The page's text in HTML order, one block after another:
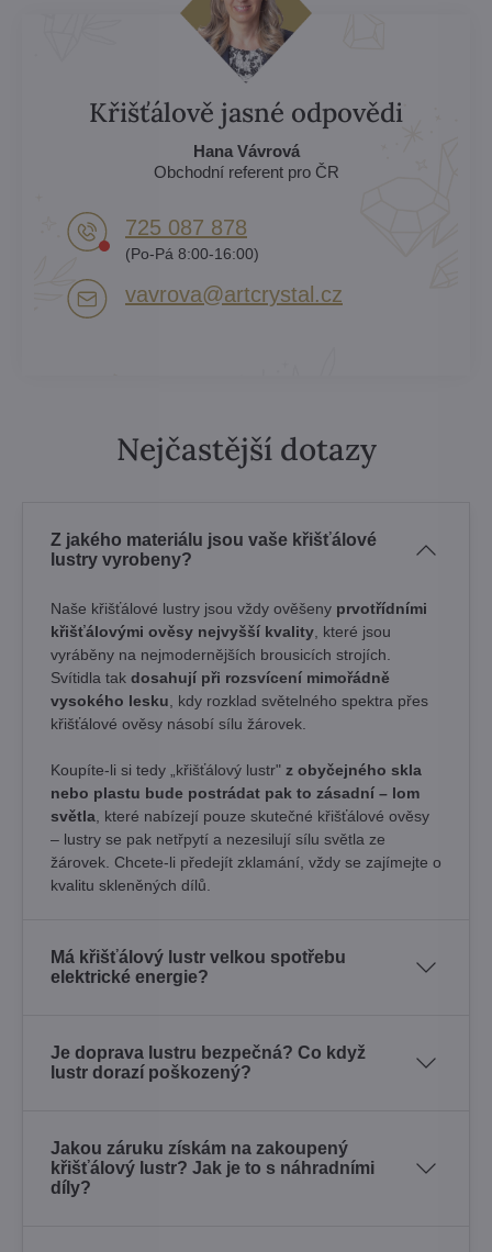
Křišťálově jasné odpovědi
Hana Vávrová
Obchodní referent pro ČR
725 087 878​
(Po-Pá 8:00-16:00)
vavrova​@artcrystal​.cz
Nejčastější dotazy
Z jakého materiálu jsou vaše křišťálové
lustry vyrobeny?
Naše křišťálové lustry jsou vždy ověšeny prvotřídními
křišťálovými ověsy nejvyšší kvality , které jsou
vyráběny na nejmodernějších brousicích strojích.
Svítidla tak dosahují při rozsvícení mimořádně
vysokého lesku , kdy rozklad světelného spektra přes
křišťálové ověsy násobí sílu žárovek. ​
Koupíte-li si tedy „křišťálový lustr" z obyčejného skla
nebo plastu bude postrádat pak to zásadní – lom
světla , které nabízejí pouze skutečné křišťálové ověsy
– lustry se pak netřpytí a nezesilují sílu světla ze
žárovek. Chcete-li předejít zklamání, vždy se zajímejte o
kvalitu skleněných dílů.
Má křišťálový lustr velkou spotřebu
elektrické energie?
Je doprava lustru bezpečná? Co když
lustr dorazí poškozený?
Jakou záruku získám na zakoupený
křišťálový lustr? Jak je to s náhradními
díly?